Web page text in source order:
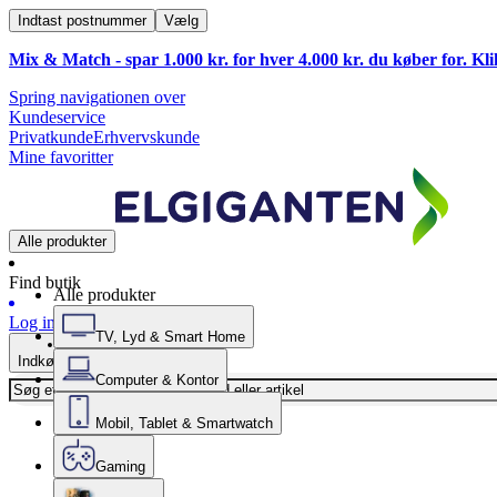
Indtast postnummer Vælg
Mix & Match - spar 1.000 kr. for hver 4.000 kr. du køber for.
Spring navigationen over
Kundeservice
PrivatkundeErhvervskunde
Mine favoritter
Alle produkter
Find butik
Log ind
Indkøbskurv
Alle produkter
TV, Lyd & Smart Home
Computer & Kontor
Mobil, Tablet & Smartwatch
Gaming